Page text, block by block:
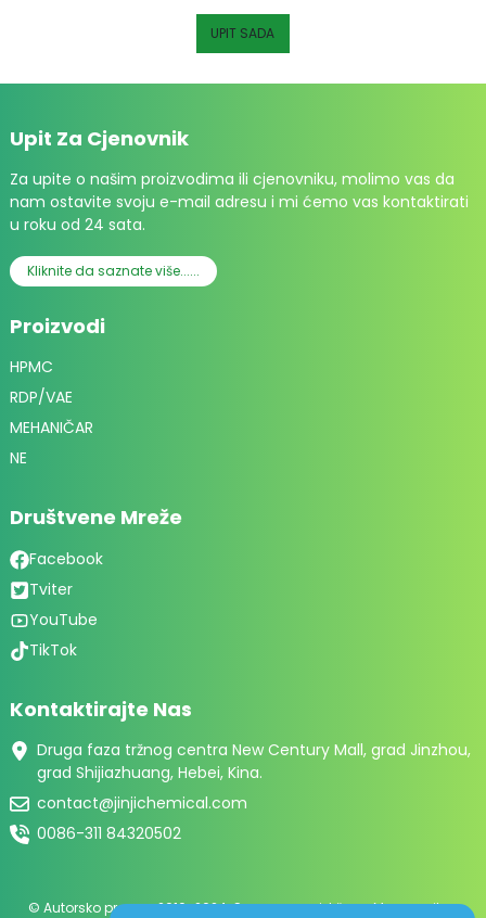
UPIT SADA
Upit Za Cjenovnik
Za upite o našim proizvodima ili cjenovniku, molimo vas da
nam ostavite svoju e-mail adresu i mi ćemo vas kontaktirati
u roku od 24 sata.
Kliknite da saznate više......
Proizvodi
HPMC
RDP/VAE
MEHANIČAR
NE
Društvene Mreže
Facebook
Tviter
YouTube
TikTok
Kontaktirajte Nas
Druga faza tržnog centra New Century Mall, grad Jinzhou,
grad Shijiazhuang, Hebei, Kina.
contact@jinjichemical.com
0086-311 84320502
© Autorsko pravo - 2010-2024: Sva prava pridržana.Mapa sajta-